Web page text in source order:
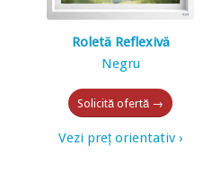
Roletă Reflexivă
Negru
Solicită ofertă →
Vezi preț orientativ ›